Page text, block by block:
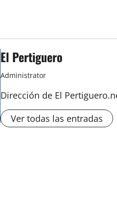
El Pertiguero
Administrator
Dirección de El
Ver todas las entradas